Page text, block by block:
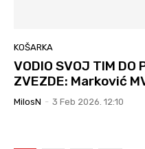
KOŠARKA
VODIO SVOJ TIM DO
ZVEZDE: Marković
MilosN - 3 Feb 2026. 12:10